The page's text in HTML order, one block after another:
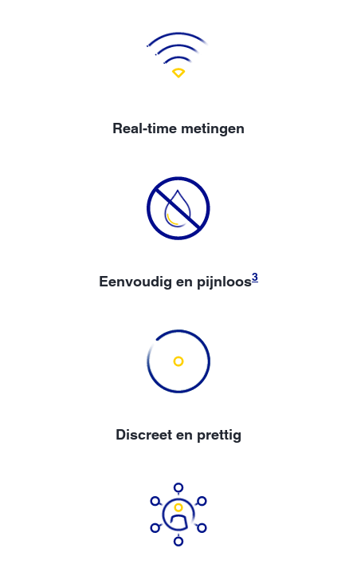
Real-time metingen
Eenvoudig en pijnloos3
Discreet en prettig